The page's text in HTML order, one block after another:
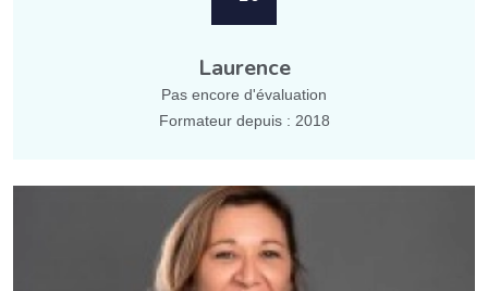
Laurence
Pas encore d'évaluation
Formateur depuis : 2018